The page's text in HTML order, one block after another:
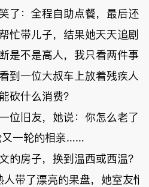
了：全程自助点餐，最后还
忙带儿子，结果她天天追剧
是不是高人，我只看两件事
到一位大叔车上放着残疾人
砍什么消费？
位旧友，她说：你怎么老了
又一轮的相亲……
的房子，换到温西或西温？
带了漂亮的果盘，她室友悄